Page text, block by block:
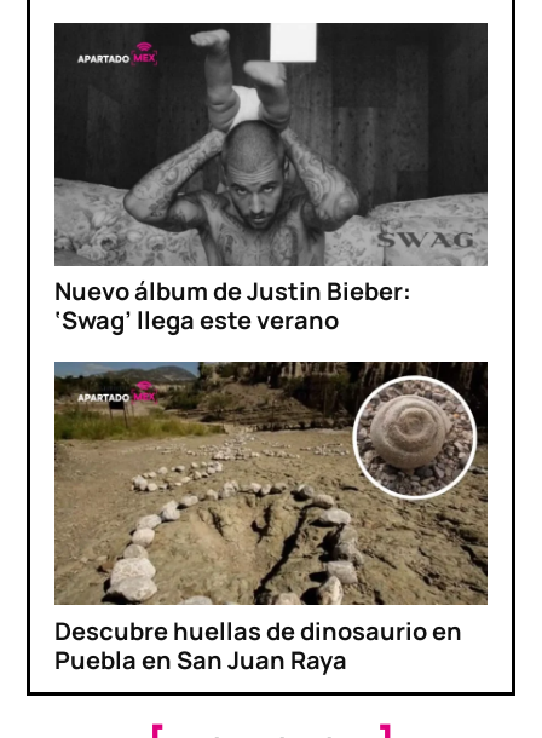
Nuevo álbum de Justin Bieber:
‘Swag’ llega este verano
Descubre huellas de dinosaurio en
Puebla en San Juan Raya